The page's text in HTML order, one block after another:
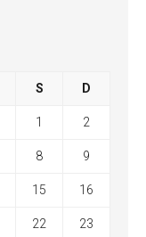
S D
1 2
8 9
15 16
22 23